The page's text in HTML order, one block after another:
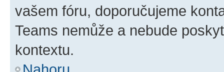
vašem fóru, doporučujeme
Teams nemůže a nebude
kontextu.